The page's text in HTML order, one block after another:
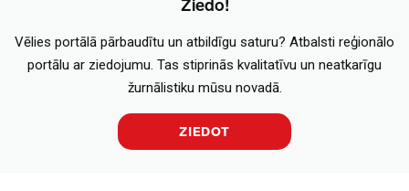
Ziedo!
Vēlies portālā pārbaudītu un atbildīgu saturu? Atbalsti reģionālo
portālu ar ziedojumu. Tas stiprinās kvalitatīvu un neatkarīgu
žurnālistiku mūsu novadā.
ZIEDOT